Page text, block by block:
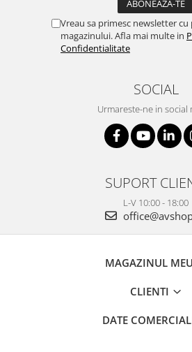
Vreau sa primesc newsletter
magazinului. Afla mai multe in
Confidentialitate
SOCIAL
Urmareste-ne in social
SUPORT
L-V 10:00 - 18:00
MAGAZINUL MEU
CLIENTI
DATE